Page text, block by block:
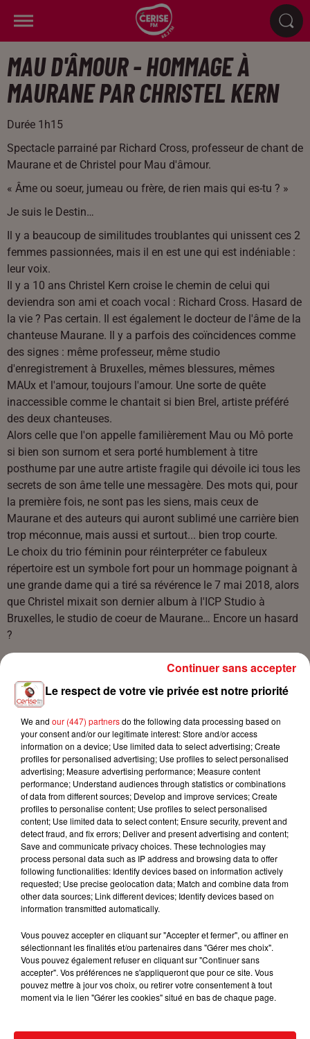
MAU D'ÂMOUR - HOMMAGE À
MAURANE PAR CHRISTEL KERN
Durée 1h15
Spectacle parrainé par Richard Cross, professeur de chant de
Maurane et de Christel pour Mau d'âmour.
« Âme ou soeur, jumeau ou frère, de rien mais qui es-tu ? »
Je suis le Destin…
Il y a beaucoup de similitudes troublantes qui unissent ces 2
femmes passionnées, mais il en est une qui est indéniable :
leur voix.
Il y a 10 ans Christel Kern croise le chemin de celui qui
deviendra son ami et coach vocal : Richard Cross. Hasard de
la vie ? Pas certain. Il est également le docteur de l'âme de la
chanteuse Maurane. Il y a parfois des coïncidences comme
des signes : même professeur, même studio
d'enregistrement à Bruxelles, mêmes blessures, mêmes
MAUx et l'amour, toujours l'amour. Une sorte de quête
inaccessible comme le chantait si bien Brel, artiste préféré
des deux chanteuses.
Alors celle que l'on appelle familièrement Mau ou Mô porte
si bien son surnom et sera porté humblement à titre
posthume par une autre artiste fragile qui dévoile ici tous les
secrets de son âme telle une messagère. Des mots qui, pour
la première fois, ne sont pas les siens, mais ceux de
Maurane et des auteurs qui auront sublimé une carrière bien
trop méconnue, mais aussi et surtout... bien trop courte.
Le choix du trio féminin pour réinterpréter ce fabuleux
répertoire est un symbole fort pour un hommage poignant à
une grande dame qui a tiré sa révérence le 7 mai 2018, alors
que Christel mixait son dernier album à l'ICP Studio à
Bruxelles, le studio de coeur de Maurane… Encore un hasard
?
Chant et percussions : Christel Kern
Violon électrique et chœurs : Caroline Stenger
Mise en scène et direction artistique : Christel Kern
Création lumières : Loïc Marafini
Direction vocale de Christel : Richard Cross
Arrangements musicaux : Les 3 filles et Grégory Ott
Arrangements des chœurs : Les 3 filles et Damien Schubert
Ajouter à votre calendrier
du16 décembre 2022 à 20h30
au16 décembre 2022 à 21h45
Tarif
Payant
Le respect de votre vie privée est notre priorité
We and our (447) partnersdo the following data processing based on
your consent and/or our legitimate interest: Store and/or access
information on a device; Use limited data to select advertising; Create
profiles for personalised advertising; Use profiles to select personalised
advertising; Measure advertising performance; Measure content
performance; Understand audiences through statistics or combinations
of data from different sources; Develop and improve services; Create
profiles to personalise content; Use profiles to select personalised
content; Use limited data to select content; Ensure security, prevent and
detect fraud, and fix errors; Deliver and present advertising and content;
Save and communicate privacy choices. These technologies may
process personal data such as IP address and browsing data to offer
following functionalities: Identify devices based on information actively
requested; Use precise geolocation data; Match and combine data from
other data sources; Link different devices; Identify devices based on
information transmitted automatically.
Vous pouvez accepter en cliquant sur "Accepter et fermer", ou affiner en
sélectionnant les finalités et/ou partenaires dans "Gérer mes choix".
Vous pouvez également refuser en cliquant sur "Continuer sans
accepter". Vos préférences ne s'appliqueront que pour ce site. Vous
pouvez mettre à jour vos choix, ou retirer votre consentement à tout
moment via le lien "Gérer les cookies" situé en bas de chaque page.
Continuer sans accepter